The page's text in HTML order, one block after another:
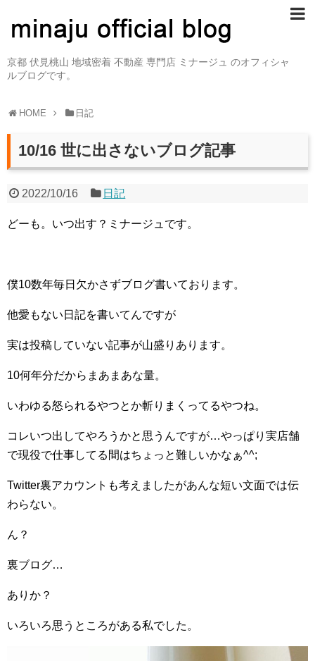
京都 伏見桃山 地域密着 不動産 専門店 ミナージュ のオフィシャ
ルブログです。
HOME 日記
10/16 世に出さないブログ記事
2022/10/16 日記
どーも。いつ出す？ミナージュです。
僕10数年毎日欠かさずブログ書いております。
他愛もない日記を書いてんですが
実は投稿していない記事が山盛りあります。
10何年分だからまあまあな量。
いわゆる怒られるやつとか斬りまくってるやつね。
コレいつ出してやろうかと思うんですが…やっぱり実店舗
で現役で仕事してる間はちょっと難しいかなぁ^^;
Twitter裏アカウントも考えましたがあんな短い文面では伝
わらない。
ん？
裏ブログ…
ありか？
いろいろ思うところがある私でした。